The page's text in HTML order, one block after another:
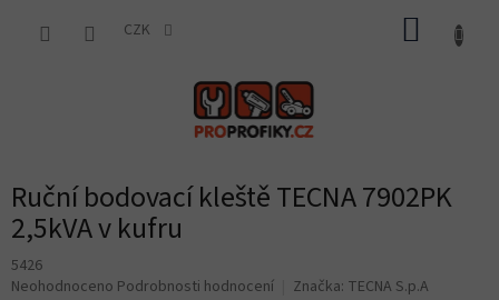
CZK
Ruční bodovací kleště TECNA 7902PK
2,5kVA v kufru
5426
Průměrné
Neohodnoceno Podrobnosti hodnocení Značka: TECNA S.p.A